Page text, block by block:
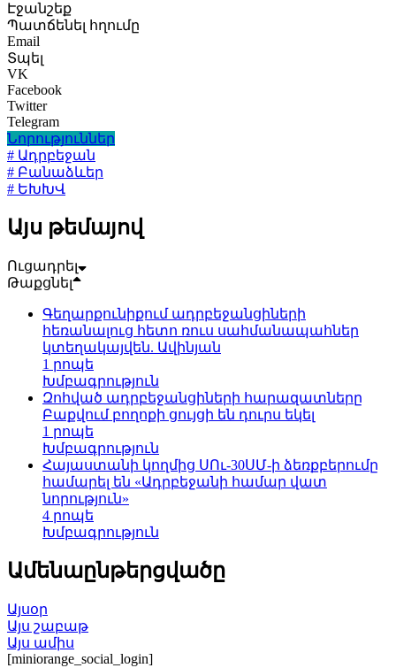
Էջանշեք
Պատճենել հղումը
Email
Տպել
VK
Facebook
Twitter
Telegram
Նորություններ
# Ադրբեջան
# Բանաձևեր
# ԵԽԽՎ
Այս թեմայով
Ուցադրել
Թաքցնել
Գեղարքունիքում ադրբեջանցիների
հեռանալուց հետո ռուս սահմանապահներ
կտեղակայվեն. Ավինյան
1 րոպե
Խմբագրություն
Զոհված ադրբեջանցիների հարազատները
Բաքվում բողոքի ցույցի են դուրս եկել
1 րոպե
Խմբագրություն
Հայաստանի կողմից ՍՈւ-30ՍՄ-ի ձեռքբերումը
համարել են «Ադրբեջանի համար վատ
նորություն»
4 րոպե
Խմբագրություն
Ամենաընթերցվածը
Այսօր
Այս շաբաթ
Այս ամիս
[miniorange_social_login]